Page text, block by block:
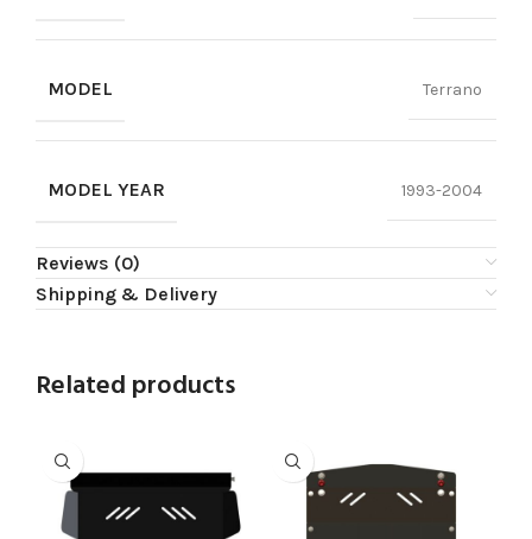
MODEL Terrano
MODEL YEAR 1993-2004
Reviews (0)
Shipping & Delivery
Related products